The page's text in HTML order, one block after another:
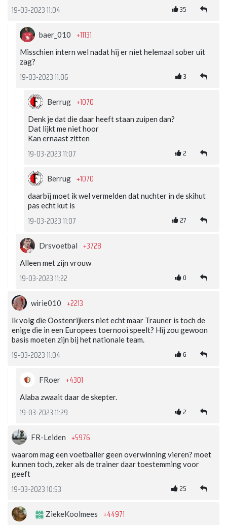
19-03-2023 11:04 35
baer_010 +11131
Misschien intern wel nadat hij er niet helemaal sober uit
zag?
19-03-2023 11:06 3
Berrug +1070
Denk je dat die daar heeft staan zuipen dan?
Dat lijkt me niet hoor
Kan ernaast zitten
19-03-2023 11:07 2
Berrug +1070
daarbij moet ik wel vermelden dat nuchter in de skihut
pas echt kut is
19-03-2023 11:07 27
Drsvoetbal +3728
Alleen met zijn vrouw
19-03-2023 11:22 0
wirie010 +2213
Ik volg die Oostenrijkers niet echt maar Trauner is toch de
enige die in een Europees toernooi speelt? Hij zou gewoon
basis moeten zijn bij het nationale team.
19-03-2023 11:04 6
FRoer +4301
Alaba zwaait daar de skepter.
19-03-2023 11:29 2
FR-Leiden +5976
waarom mag een voetballer geen overwinning vieren? moet
kunnen toch, zeker als de trainer daar toestemming voor
geeft
19-03-2023 10:53 25
ZiekeKoolmees +44971